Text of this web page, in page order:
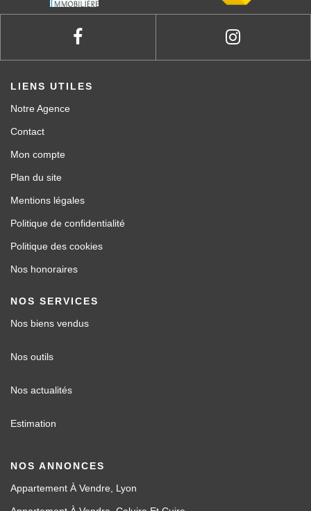
LIENS UTILES
Notre Agence
Contact
Mon compte
Plan du site
Mentions légales
Politique de confidentialité
Politique des cookies
Nos honoraires
NOS SERVICES
Nos biens vendus
Nos outils
Nos actualités
Estimation
NOS ANNONCES
Appartement À Vendre, Lyon